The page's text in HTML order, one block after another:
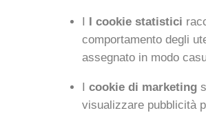
I I cookie statistici
comportamento degli
assegnato in modo
I cookie di marketing
visualizzare pubblicità